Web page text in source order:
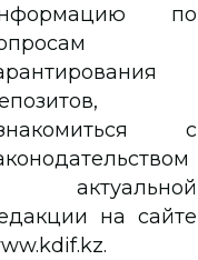
по
с
актуальной
на сайте